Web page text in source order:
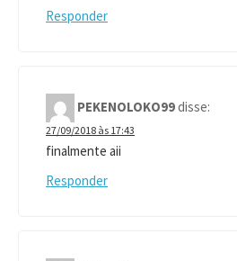
Responder
PEKENOLOKO99disse:
27/09/2018 às 17:43
finalmente aii
Responder